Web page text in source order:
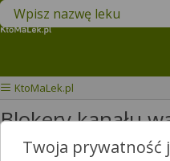
Znajdź lek w swojej okolicy
KtoMaLek.pl
Blokery kanału
Antagoniści
Twoja prywatność